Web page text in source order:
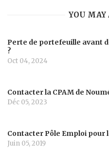
YOU MAY
Perte de portefeuille avant
?
Oct 04, 2024
Contacter la CPAM de
Déc 05, 2023
Contacter Pôle Emploi pour
Juin 05, 2019